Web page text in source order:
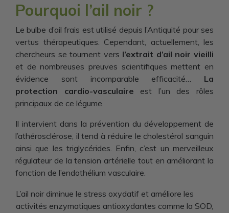
Pourquoi l’ail noir ?
Le bulbe d’ail frais est utilisé depuis l’Antiquité pour ses
vertus thérapeutiques. Cependant, actuellement, les
chercheurs se tournent vers l’extrait d’ail noir vieilli
et de nombreuses preuves scientifiques mettent en
évidence sont incomparable efficacité… La
protection cardio-vasculaire est l’un des rôles
principaux de ce légume.
Il intervient dans la prévention du développement de
l’athérosclérose, il tend à réduire le cholestérol sanguin
ainsi que les triglycérides. Enfin, c’est un merveilleux
régulateur de la tension artérielle tout en améliorant la
fonction de l’endothélium vasculaire.
L’ail noir diminue le stress oxydatif et améliore les
activités enzymatiques antioxydantes comme la SOD,